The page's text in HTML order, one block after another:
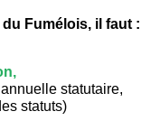
Fumélois, il faut :
,
statutaire,
statuts)